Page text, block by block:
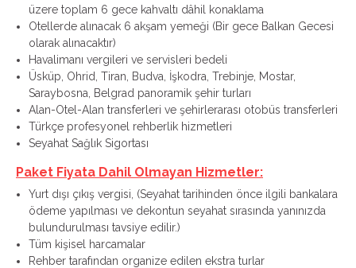
üzere toplam 6 gece kahvaltı dâhil konaklama
Otellerde alınacak 6 akşam yemeği (Bir gece Balkan Gecesi
olarak alınacaktır)
Havalimanı vergileri ve servisleri bedeli
Üsküp, Ohrid, Tiran, Budva, İşkodra, Trebinje, Mostar,
Saraybosna, Belgrad panoramik şehir turları
Alan-Otel-Alan transferleri ve şehirlerarası otobüs transferleri
Türkçe profesyonel rehberlik hizmetleri
Seyahat Sağlık Sigortası
Paket Fiyata Dahil Olmayan Hizmetler:
Yurt dışı çıkış vergisi, (Seyahat tarihinden önce ilgili bankalara
ödeme yapılması ve dekontun seyahat sırasında yanınızda
bulundurulması tavsiye edilir.)
Tüm kişisel harcamalar
Rehber tarafından organize edilen ekstra turlar